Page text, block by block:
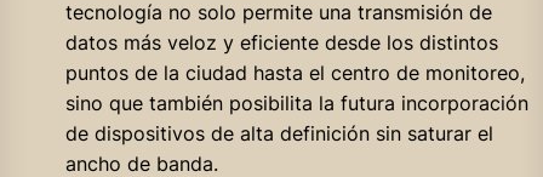
tecnología no solo permite una transmisión de
datos más veloz y eficiente desde los distintos
puntos de la ciudad hasta el centro de monitoreo,
sino que también posibilita la futura incorporación
de dispositivos de alta definición sin saturar el
ancho de banda.